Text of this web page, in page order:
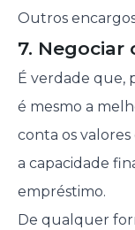
Outros
7. Negociar
É verdade que,
é mesmo a
conta os
a capacidade
empréstimo.
De qualquer